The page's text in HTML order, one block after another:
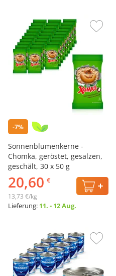
-7%
Sonnenblumenkerne -
Chomka, geröstet, gesalzen,
geschält, 30 х 50 g
20,60 €
13,73 €/kg
Lieferung: 11. - 12 Aug.